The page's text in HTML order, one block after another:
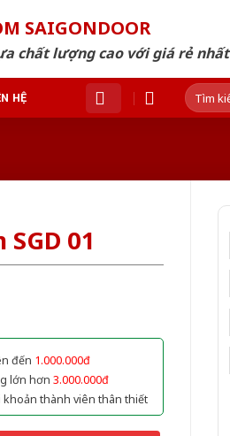
SAIGONDOOR
chất lượng cao với giá rẻ nhất
HỆ
Tìm
kiếm:
01
đến 1.000.000đ
lớn hơn 3.000.000đ
thành viên thân thiết